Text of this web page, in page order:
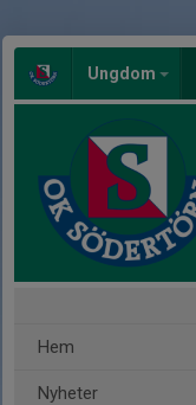
Ungdom
Hem
Nyheter